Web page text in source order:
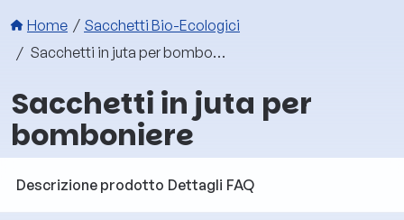
Briciole di pane
Home
Sacchetti Bio-Ecologici
Sacchetti in juta per bomboniere
Sacchetti in juta per
bomboniere
Descrizione prodotto Dettagli FAQ